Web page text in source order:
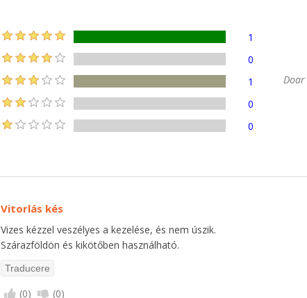
1
0
1
0
0
Vitorlás kés
Vizes kézzel veszélyes a kezelése, és nem úszik.
Szárazföldön és kikötőben használható.
(0) (0)